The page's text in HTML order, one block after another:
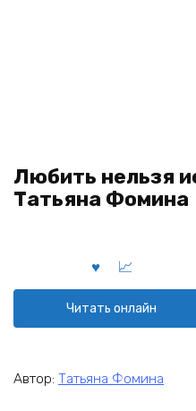
Любить нельзя
Татьяна Фомина
Читать онлайн
Автор: Татьяна Фомина